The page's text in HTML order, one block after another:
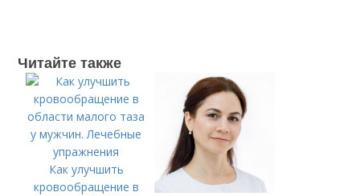
Читайте также
Как улучшить
кровообращение в